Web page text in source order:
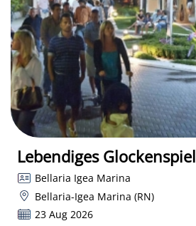
Lebendiges Glockenspiel
Bellaria Igea Marina
Bellaria-Igea Marina (RN)
23 Aug 2026